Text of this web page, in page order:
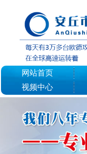
网站首页
视频中心